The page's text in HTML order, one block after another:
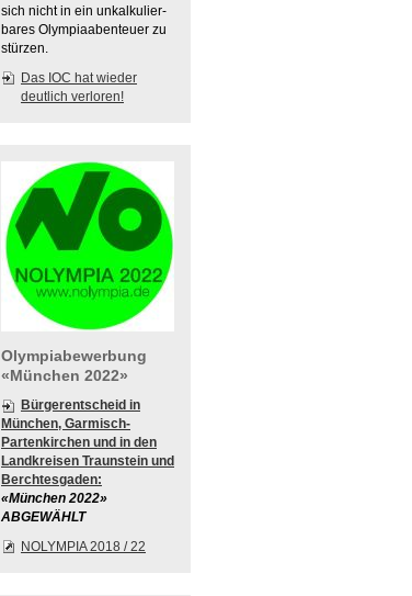
sich nicht in ein unkalkulier-
bares Olympiaabenteuer zu
stürzen.
Das IOC hat wieder
deutlich verloren!
Olympiabewerbung
«München 2022»
Bürgerentscheid in
München, Garmisch-
Partenkirchen und in den
Landkreisen Traunstein und
Berchtesgaden:
«München 2022»
ABGEWÄHLT
NOLYMPIA 2018 / 22